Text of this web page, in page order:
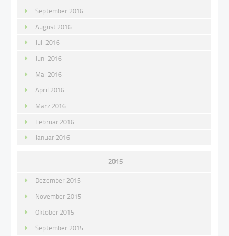
September 2016
August 2016
Juli 2016
Juni 2016
Mai 2016
April 2016
März 2016
Februar 2016
Januar 2016
2015
Dezember 2015
November 2015
Oktober 2015
September 2015